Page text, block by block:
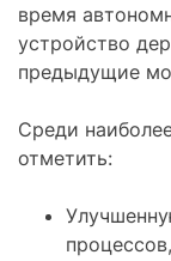
время
устройство
предыдущие
Среди
отметить: